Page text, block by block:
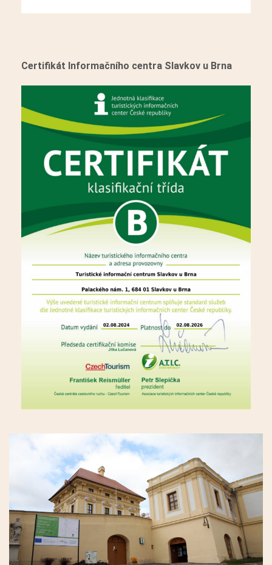
Certifikát Informačního centra Slavkov u Brna